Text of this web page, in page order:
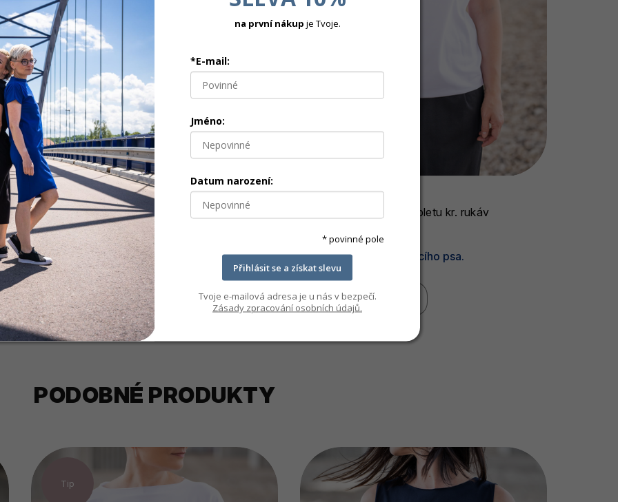
FAITH - BÍLÁ
Tunika z pružného úpletu 3/4 rukáv
950 Kč
XS S-M L-XL
Skladem
Detail
FAITH - BÍLÁ
Tunika z pružného úpletu kr. rukáv
850 Kč
Už je fuč! Dej si hlídacího psa.
Detail
PODOBNÉ PRODUKTY
Tip
na první nákup je Tvoje.
*E-mail:
Jméno:
Datum narození:
* povinné pole
Přihlásit se a získat slevu
Tvoje e-mailová adresa je u nás v bezpečí.
Zásady zpracování osobních údajů.